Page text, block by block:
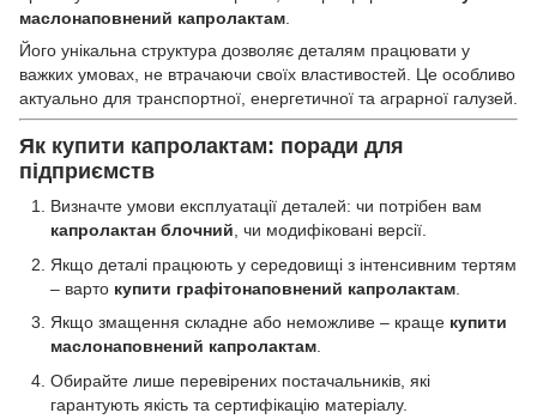
маслонаповнений капролактам
Його унікальна структура дозволяє деталям працювати у
важких умовах, не втрачаючи своїх властивостей. Це особливо
актуально для транспортної, енергетичної та аграрної галузей.
Як купити капролактам: поради для
підприємств
Визначте умови експлуатації деталей: чи потрібен вам
капролактан блочний, чи модифіковані версії.
Якщо деталі працюють у середовищі з інтенсивним тертям
– варто купити графітонаповнений капролактам
Якщо змащення складне або неможливе – краще купити
маслонаповнений капролактам
Обирайте лише перевірених постачальників, які
гарантують якість та сертифікацію матеріалу.